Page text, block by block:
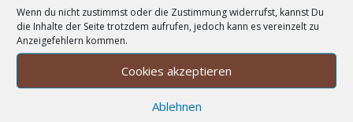
Wenn du nicht zustimmst oder die Zustimmung widerrufst, kannst Du
die Inhalte der Seite trotzdem aufrufen, jedoch kann es vereinzelt zu
Anzeigefehlern kommen.
Cookies akzeptieren
Ablehnen
Wortwolke